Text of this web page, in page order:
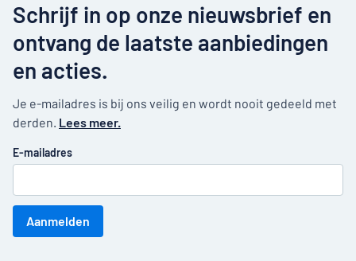
Schrijf in op onze nieuwsbrief en
ontvang de laatste aanbiedingen
en acties.
Je e-mailadres is bij ons veilig en wordt nooit gedeeld met
derden. Lees meer.
E-mailadres
Aanmelden